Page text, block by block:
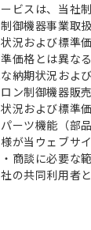
ビスは、当社
御機器事業取
況および標準
価格とは異な
納期状況およ
ン制御機器販
況および標準
ーツ機能（部
が当ウェブサ
商談に必要な
の共同利用者